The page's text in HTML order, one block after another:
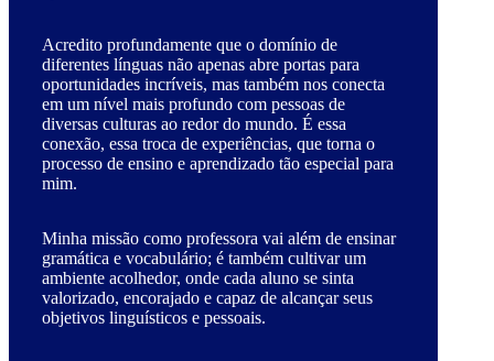
Acredito profundamente que o domínio de
diferentes línguas não apenas abre portas para
oportunidades incríveis, mas também nos conecta
em um nível mais profundo com pessoas de
diversas culturas ao redor do mundo. É essa
conexão, essa troca de experiências, que torna o
processo de ensino e aprendizado tão especial para
mim.
Minha missão como professora vai além de ensinar
gramática e vocabulário; é também cultivar um
ambiente acolhedor, onde cada aluno se sinta
valorizado, encorajado e capaz de alcançar seus
objetivos linguísticos e pessoais.